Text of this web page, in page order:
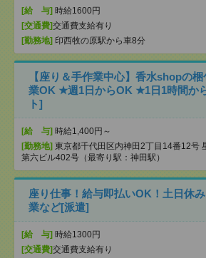
[給 与] 時給1600円
[交通費]交通費支給有り
[勤務地] 印西牧の原駅から車8分
【座り＆手作業中心】香水shopの
業OK ★週1日からOK ★1日1時間か
ト]
[給 与] 時給1,400円～
[勤務地] 東京都千代田区内神田2丁目14番12号
第六ビル402号（最寄り駅：神田駅）
座り仕事！給与即払いOK！土日休
業など[派遣]
[給 与] 時給1300円
[交通費]交通費支給有り